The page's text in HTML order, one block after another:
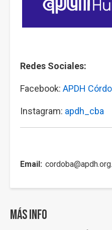
Redes Sociales:
Facebook: APDH
Instagram: apdh_cba
Email
Más info